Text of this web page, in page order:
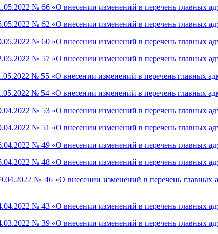
№ 66 «О внесении изменений в перечень главных
№ 62 «О внесении изменений в перечень главных
№ 60 «О внесении изменений в перечень главных
№ 57 «О внесении изменений в перечень главных
№ 55 «О внесении изменений в перечень главных
№ 54 «О внесении изменений в перечень главных
№ 53 «О внесении изменений в перечень главных
№ 51 «О внесении изменений в перечень главных
№ 49 «О внесении изменений в перечень главных
№ 48 «О внесении изменений в перечень главных
№ 46 «О внесении изменений в перечень главных
№ 43 «О внесении изменений в перечень главных
№ 39 «О внесении изменений в перечень главных